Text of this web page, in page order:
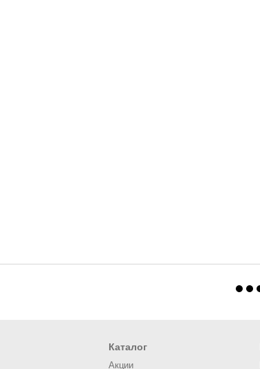
Каталог
Акции